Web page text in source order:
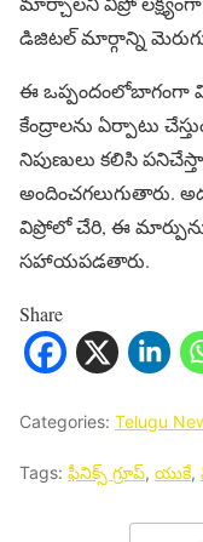
డిజిటల్ మార్గాన్ని
ఈ ఒప్పందంలోబాగంగా
కేంద్రాలను ఏర్పాటు
నిపుణులు కలిసి
అందించగలుగుతారు.
విప్రోలో చేరి, ఈ
సహాయపడతారు.
Share
Categories: Telugu
Tags: ఫీనిక్స్ గ్రూప్‌, యుకే,